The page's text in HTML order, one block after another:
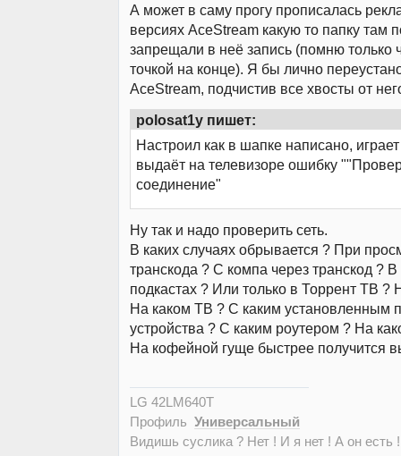
А может в саму прогу прописалась
версиях AceStream какую то папку там
запрещали в неё запись (помню только
точкой на конце). Я бы лично
AceStream, подчистив все хвосты от
polosat1y пишет:
Настроил как в шапке написано,
выдаёт на телевизоре ошибку
соединение"
Ну так и надо проверить сеть.
В каких случаях обрывается ? При
транскода ? С компа через транскод ?
подкастах ? Или только в Торрент ТВ ?
На каком ТВ ? С каким установленным
устройства ? С каким роутером ? На
На кофейной гуще быстрее получится
LG 42LM640T
Профиль Универсальный
Видишь суслика ? Нет ! И я нет ! А он есть